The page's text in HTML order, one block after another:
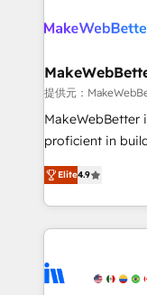
winning design
marketing
fuel long-term success We
customer
ensure long-
and service to drive
HubSpot
teams has worked
explore whether
提供元：
MakeWebBetter
proficient in
operational
growing tech-
hands you the
eminent solutions &
Elite Partners
Elite4.9